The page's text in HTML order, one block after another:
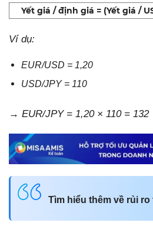
Yết giá / định giá = (Yết giá /
Ví dụ:
EUR/USD = 1,20
USD/JPY = 110
→ EUR/JPY = 1,20 × 110 = 132
Tìm hiểu thêm về rủi ro